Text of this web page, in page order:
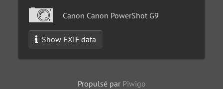
Canon Canon PowerShot G9
Show EXIF data
Propulsé par Piwigo